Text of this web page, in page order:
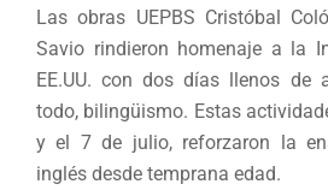
Las obras UEPBS Cristóbal
Savio rindieron homenaje a la
EE.UU. con dos días llenos de
todo, bilingüismo. Estas
y el 7 de julio, reforzaron la
inglés desde temprana edad.